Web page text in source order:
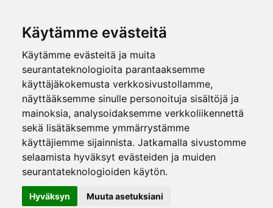
Käytämme evästeitä
Käytämme evästeitä ja muita
seurantateknologioita parantaaksemme
käyttäjäkokemusta verkkosivustollamme,
näyttääksemme sinulle personoituja sisältöjä ja
mainoksia, analysoidaksemme verkkoliikennettä
sekä lisätäksemme ymmärrystämme
käyttäjiemme sijainnista. Jatkamalla sivustomme
selaamista hyväksyt evästeiden ja muiden
seurantateknologioiden käytön.
Hyväksyn Muuta asetuksiani